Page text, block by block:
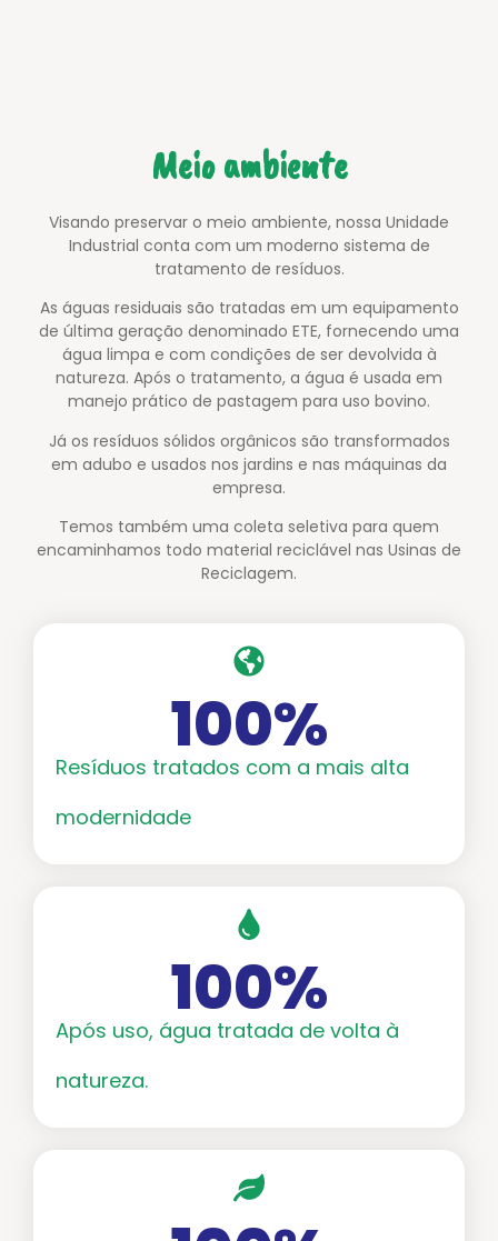
Meio ambiente
Visando preservar o meio ambiente, nossa Unidade
Industrial conta com um moderno sistema de
tratamento de resíduos.
As águas residuais são tratadas em um equipamento
de última geração denominado ETE, fornecendo uma
água limpa e com condições de ser devolvida à
natureza. Após o tratamento, a água é usada em
manejo prático de pastagem para uso bovino.
Já os resíduos sólidos orgânicos são transformados
em adubo e usados ​​nos jardins e nas máquinas da
empresa.
Temos também uma coleta seletiva para quem
encaminhamos todo material reciclável nas Usinas de
Reciclagem.
Resíduos tratados com a mais alta
modernidade
100%
Após uso, água tratada de volta à
natureza.
100%